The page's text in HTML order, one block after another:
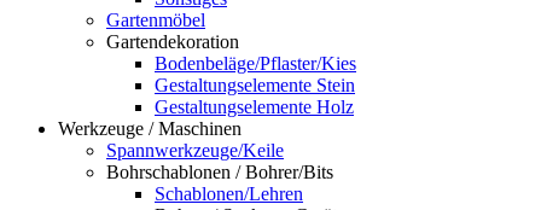
Gartenmöbel
Gartendekoration
Bodenbeläge/Pflaster/Kies
Gestaltungselemente Stein
Gestaltungselemente Holz
Werkzeuge / Maschinen
Spannwerkzeuge/Keile
Bohrschablonen / Bohrer/Bits
Schablonen/Lehren